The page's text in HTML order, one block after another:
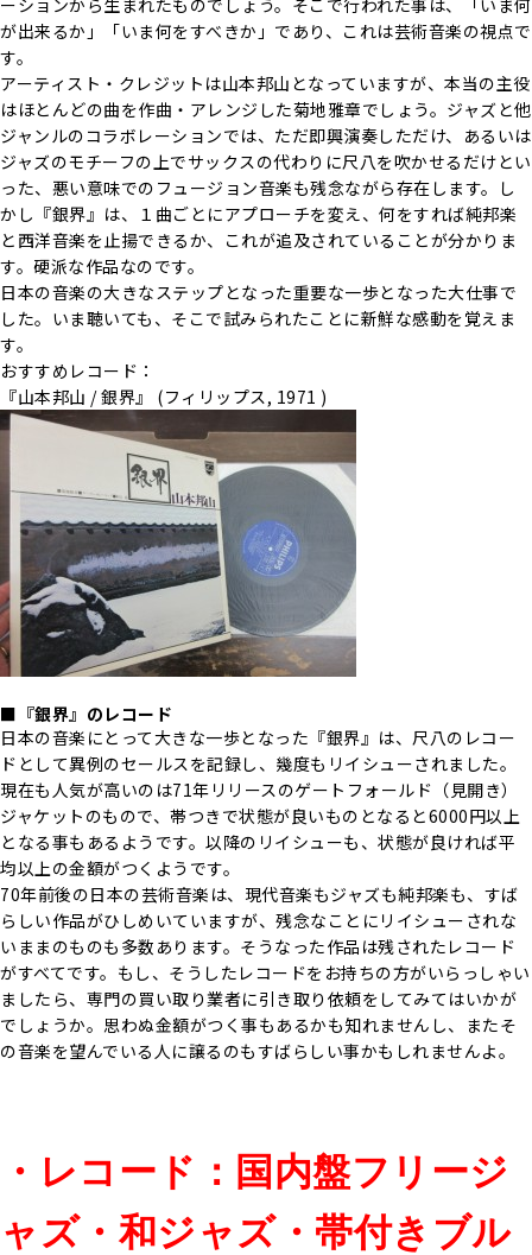
ーションから生まれたものでしょう。そこで行われた事は、「いま何
が出来るか」「いま何をすべきか」であり、これは芸術音楽の視点で
す。
アーティスト・クレジットは山本邦山となっていますが、本当の主役
はほとんどの曲を作曲・アレンジした菊地雅章でしょう。ジャズと他
ジャンルのコラボレーションでは、ただ即興演奏しただけ、あるいは
ジャズのモチーフの上でサックスの代わりに尺八を吹かせるだけとい
った、悪い意味でのフュージョン音楽も残念ながら存在します。し
かし『銀界』は、１曲ごとにアプローチを変え、何をすれば純邦楽
と西洋音楽を止揚できるか、これが追及されていることが分かりま
す。硬派な作品なのです。
日本の音楽の大きなステップとなった重要な一歩となった大仕事で
した。いま聴いても、そこで試みられたことに新鮮な感動を覚えま
す。
おすすめレコード：
『山本邦山 / 銀界』 (フィリップス, 1971 )
■『銀界』のレコード
日本の音楽にとって大きな一歩となった『銀界』は、尺八のレコー
ドとして異例のセールスを記録し、幾度もリイシューされました。
現在も人気が高いのは71年リリースのゲートフォールド（見開き）
ジャケットのもので、帯つきで状態が良いものとなると6000円以上
となる事もあるようです。以降のリイシューも、状態が良ければ平
均以上の金額がつくようです。
70年前後の日本の芸術音楽は、現代音楽もジャズも純邦楽も、すば
らしい作品がひしめいていますが、残念なことにリイシューされな
いままのものも多数あります。そうなった作品は残されたレコード
がすべてです。もし、そうしたレコードをお持ちの方がいらっしゃい
ましたら、専門の買い取り業者に引き取り依頼をしてみてはいかが
でしょうか。思わぬ金額がつく事もあるかも知れませんし、またそ
の音楽を望んでいる人に譲るのもすばらしい事かもしれませんよ。
・レコード：国内盤フリージ
ャズ・和ジャズ・帯付きブル